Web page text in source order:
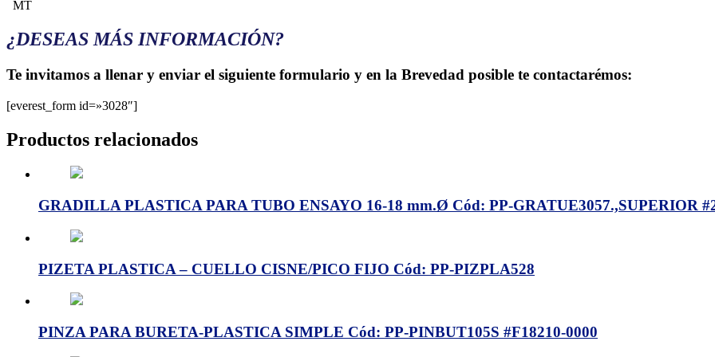
MT
¿DESEAS MÁS INFORMACIÓN?
Te invitamos a llenar y enviar el siguiente formulario y en la Brevedad posible te contactarémos:
[everest_form id=»3028″]
Productos relacionados
GRADILLA PLASTICA PARA TUBO ENSAYO 16-18 mm.Ø Cód: PP-GRATUE3057.,SUPERIOR
PIZETA PLASTICA – CUELLO CISNE/PICO FIJO Cód: PP-PIZPLA528
PINZA PARA BURETA-PLASTICA SIMPLE Cód: PP-PINBUT105S #F18210-0000